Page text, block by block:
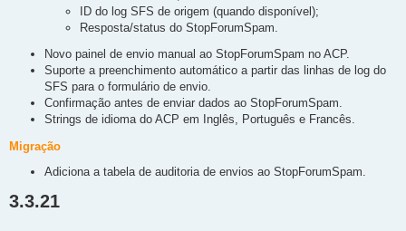
ID do log SFS de origem (quando disponível);
Resposta/status do StopForumSpam.
Novo painel de envio manual ao StopForumSpam no ACP.
Suporte a preenchimento automático a partir das linhas de log do
SFS para o formulário de envio.
Confirmação antes de enviar dados ao StopForumSpam.
Strings de idioma do ACP em Inglês, Português e Francês.
Migração
Adiciona a tabela de auditoria de envios ao StopForumSpam.
3.3.21